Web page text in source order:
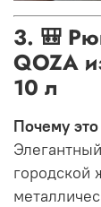
3. 🎒
QOZA
10 л
Почему
городской